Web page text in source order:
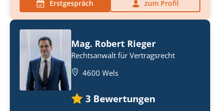
Erstgespräch zum Profil
Mag. Robert Rieger
Rechtsanwalt für Vertragsrecht
4600 Wels
3 Bewertungen